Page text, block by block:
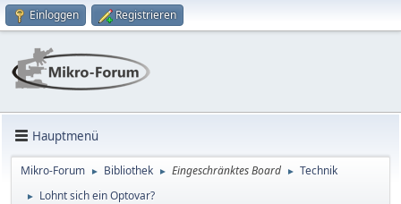
Einloggen Registrieren
Hauptmenü
Mikro-Forum ► Bibliothek ► Eingeschränktes Board ► Technik
► Lohnt sich ein Optovar?